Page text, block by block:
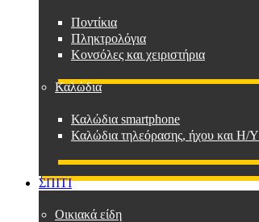
Ποντίκια
Πληκτρολόγια
Κονσόλες και χειριστήρια
Καλώδια
Καλώδια smartphone
Καλώδια τηλεόρασης, ήχου και Η/Υ
ΣΠΙΤΙ
Οικιακά είδη